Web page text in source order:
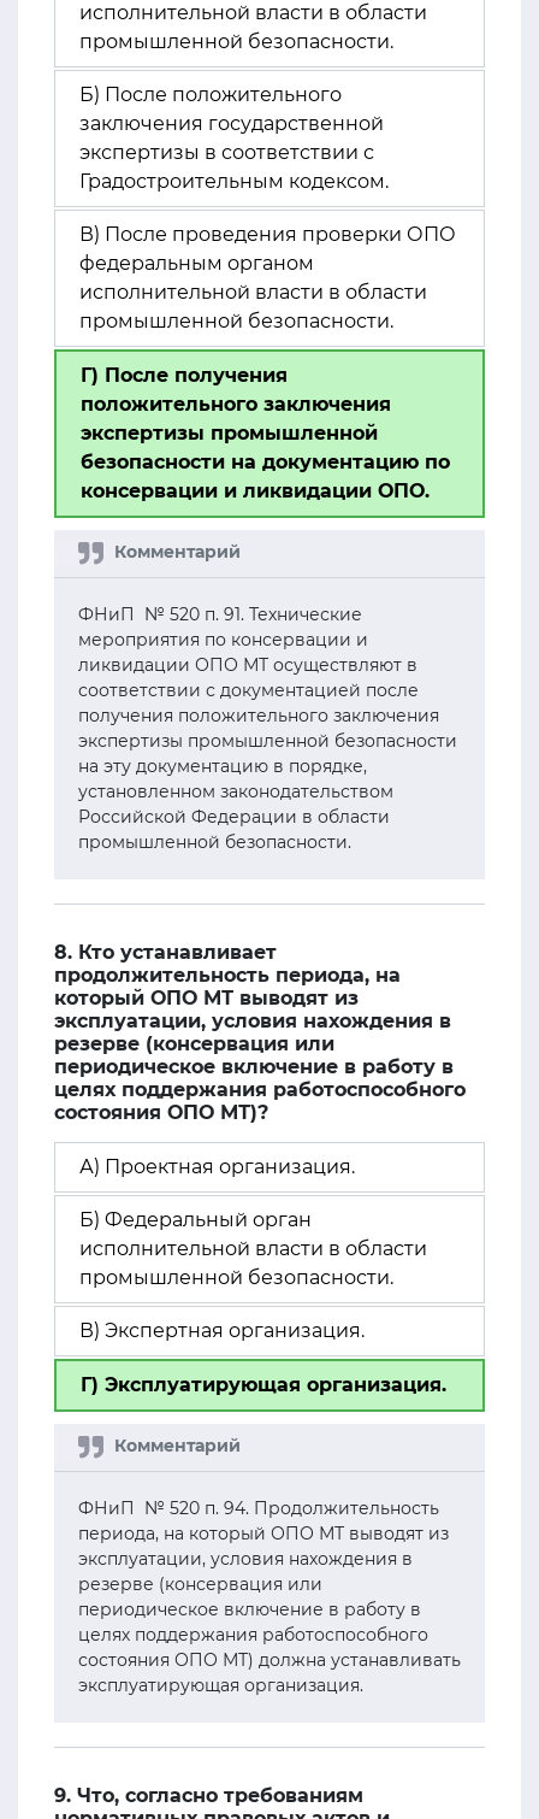
исполнительной власти в области
промышленной безопасности.
Б) После положительного
заключения государственной
экспертизы в соответствии с
Градостроительным кодексом.
В) После проведения проверки ОПО
федеральным органом
исполнительной власти в области
промышленной безопасности.
Г) После получения
положительного заключения
экспертизы промышленной
безопасности на документацию по
консервации и ликвидации ОПО.
ФНиП № 520 п. 91. Технические
мероприятия по консервации и
ликвидации ОПО МТ осуществляют в
соответствии с документацией после
получения положительного заключения
экспертизы промышленной безопасности
на эту документацию в порядке,
установленном законодательством
Российской Федерации в области
промышленной безопасности.
8. Кто устанавливает
продолжительность периода, на
который ОПО МТ выводят из
эксплуатации, условия нахождения в
резерве (консервация или
периодическое включение в работу в
целях поддержания работоспособного
состояния ОПО МТ)?
А) Проектная организация.
Б) Федеральный орган
исполнительной власти в области
промышленной безопасности.
В) Экспертная организация.
Г) Эксплуатирующая организация.
ФНиП № 520 п. 94. Продолжительность
периода, на который ОПО МТ выводят из
эксплуатации, условия нахождения в
резерве (консервация или
периодическое включение в работу в
целях поддержания работоспособного
состояния ОПО МТ) должна устанавливать
эксплуатирующая организация.
9. Что, согласно требованиям